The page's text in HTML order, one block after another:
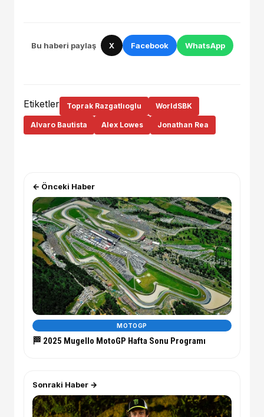
Bu haberi paylaş X Facebook WhatsApp
Etiketler Toprak Razgatlıoglu WorldSBK
Alvaro Bautista Alex Lowes Jonathan Rea
← Önceki Haber
MOTOGP
🏁 2025 Mugello MotoGP Hafta Sonu Programı
Sonraki Haber →